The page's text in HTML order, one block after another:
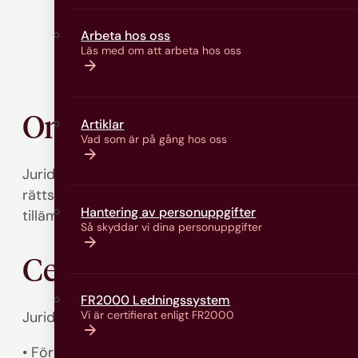
Arbeta hos oss
Läs med om att arbeta hos oss
Artiklar
Vad som är på gång hos oss
Hantering av personuppgifter
Så skyddar vi dina personuppgifter
FR2000 Ledningssystem
Vi är certifierat enligt FR2000
Om utbildningen
Juridik, nivå 1 syftar till att du ska utveckla
rättsreglernas betydelse i samhället.
tillämpas samt hur rättigheter och skyldigheter
Centrala delar i
Juridik, nivå 1 omfattar undervisning som ger dig
• Förstå rättssystemets uppbyggnad och funktion